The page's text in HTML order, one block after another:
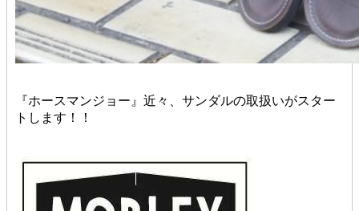
『ホースマンジョー』近々、サンダルの取扱いがスター
トします！！